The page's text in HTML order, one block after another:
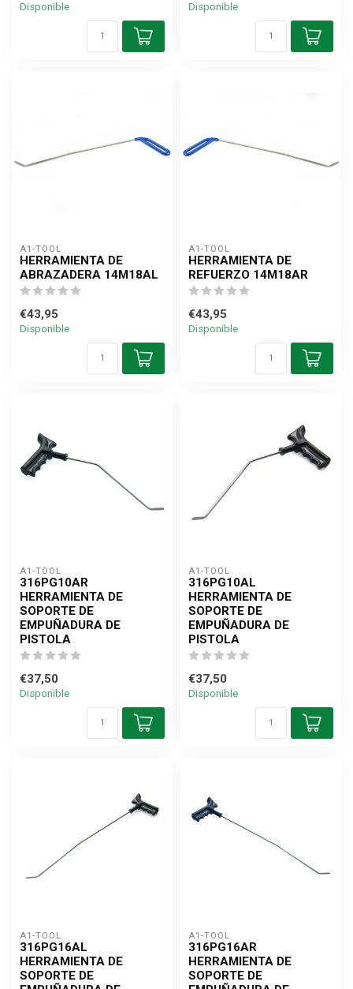
Disponible Disponible
A1-TOOL
HERRAMIENTA DE
ABRAZADERA 14M18AL
€43,95
Disponible
A1-TOOL
HERRAMIENTA DE
REFUERZO 14M18AR
€43,95
Disponible
A1-TOOL
316PG10AR
HERRAMIENTA DE
SOPORTE DE
EMPUÑADURA DE
PISTOLA
€37,50
Disponible
A1-TOOL
316PG10AL
HERRAMIENTA DE
SOPORTE DE
EMPUÑADURA DE
PISTOLA
€37,50
Disponible
A1-TOOL
316PG16AL
HERRAMIENTA DE
SOPORTE DE
A1-TOOL
316PG16AR
HERRAMIENTA DE
SOPORTE DE